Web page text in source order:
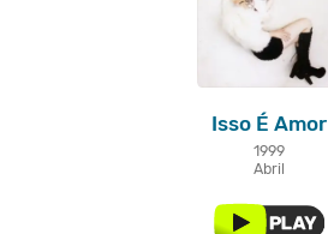
Isso É Amor
1999
Abril